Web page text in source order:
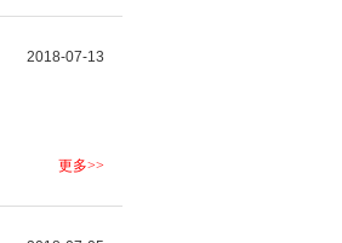
2018-07-13
更多>>